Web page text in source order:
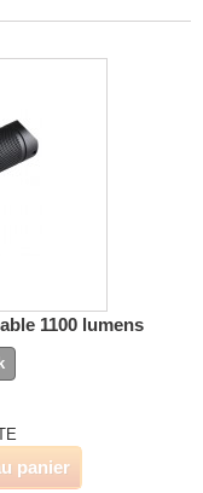
1100 lumens
panier